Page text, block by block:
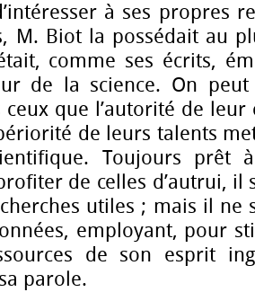
à ses propres
M. Biot la possédait au
comme ses écrits,
de la science. On
que l’autorité de
de leurs talents
Toujours prêt
de celles d’autrui, il
utiles ; mais il ne
employant, pour
de son esprit
parole.